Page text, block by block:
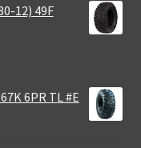
12) 49F
6PR TL #E